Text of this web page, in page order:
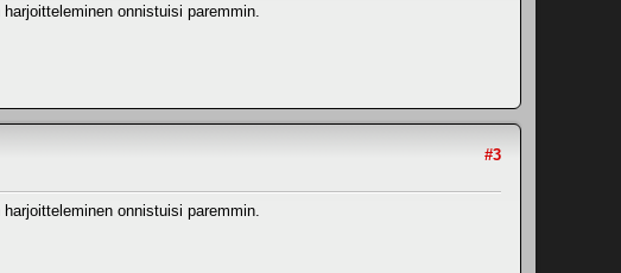
onnistuisi paremmin.
#3
onnistuisi paremmin.